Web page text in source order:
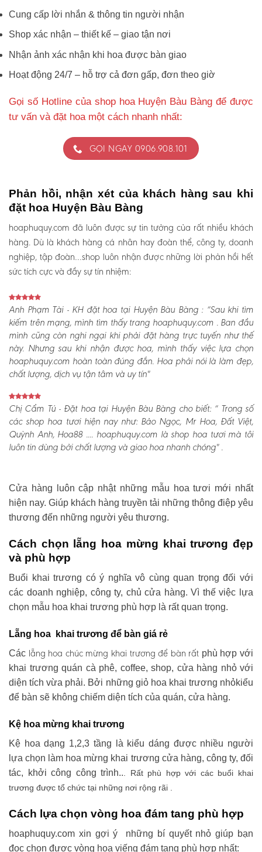
Cung cấp lời nhắn & thông tin người nhận
Shop xác nhận – thiết kế – giao tận nơi
Nhận ảnh xác nhận khi hoa được bàn giao
Hoạt động 24/7 – hỗ trợ cả đơn gấp, đơn theo giờ
Gọi số Hotline của shop hoa Huyện Bàu Bàng để được
tư vấn và đặt hoa một cách nhanh nhất:
GỌI NGAY 0906.908.101
Phản hồi, nhận xét của khách hàng sau khi
đặt hoa Huyện Bàu Bàng
hoaphuquy.com đã luôn được sự tin tưởng của rất nhiều khách
hàng. Dù là khách hàng cá nhân hay đoàn thể, công ty, doanh
nghiệp, tập đoàn…shop luôn nhận được những lời phản hồi hết
sức tích cực và đầy sự tín nhiệm:
Anh Phạm Tài - KH đặt hoa tại Huyện Bàu Bàng :“Sau khi tìm
kiếm trên mạng, mình tìm thấy trang hoaphuquy.com . Ban đầu
mình cũng còn nghi ngại khi phải đặt hàng trực tuyến như thế
này. Nhưng sau khi nhận được hoa, mình thấy việc lựa chọn
hoaphuquy.com hoàn toàn đúng đắn. Hoa phải nói là làm đẹp,
chất lượng, dịch vụ tận tâm và uy tín"
Chị Cẩm Tú - Đặt hoa tại Huyện Bàu Bàng cho biết:“ Trong số
các shop hoa tươi hiện nay như: Bảo Ngọc, Mr Hoa, Đất Việt,
Quỳnh Anh, Hoa88 .... hoaphuquy.com là shop hoa tươi mà tôi
luôn tin dùng bởi chất lượng và giao hoa nhanh chóng" .
Cửa hàng luôn cập nhật những mẫu hoa tươi mới nhất
hiện nay. Giúp khách hàng truyền tải những thông điệp yêu
thương đến những người yêu thương.
Cách chọn lẵng hoa mừng khai trương đẹp
và phù hợp
Buổi khai trương có ý nghĩa vô cùng quan trọng đối với
các doanh nghiệp, công ty, chủ cửa hàng. Vì thế việc lựa
chọn mẫu hoa khai trương phù hợp là rất quan trọng.
Lẵng hoa khai trương để bàn giá rẻ
Các lẵng hoa chúc mừng khai trương để bàn rất phù hợp với
khai trương quán cà phê, coffee, shop, cửa hàng nhỏ với
diện tích vừa phải. Bởi những giỏ hoa khai trương nhỏkiểu
để bàn sẽ không chiếm diện tích của quán, cửa hàng.
Kệ hoa mừng khai trương
Kệ hoa dạng 1,2,3 tầng là kiểu dáng được nhiều người
lựa chọn làm hoa mừng khai trương cửa hàng, công ty, đối
tác, khởi công công trình.. . Rất phù hợp với các buổi khai
trương được tổ chức tại những nơi rộng rãi .
Cách lựa chọn vòng hoa đám tang phù hợp
hoaphuquy.com xin gợi ý những bí quyết nhỏ giúp bạn
đọc chọn được vòng hoa viếng đám tang phù hợp nhất: